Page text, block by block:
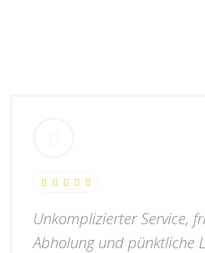
Unkomplizierter Service,
Abholung und pünktliche